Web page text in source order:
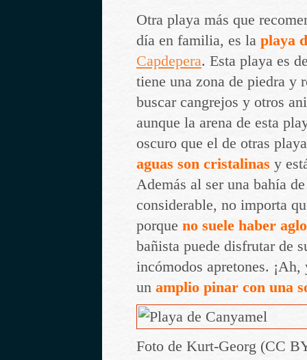
Otra playa más que
día en familia, es la playa
Capdepera. Esta playa es
tiene una zona de piedra y
buscar cangrejos y otros
aunque la arena de esta
oscuro que el de otras
aguas son cristalinas y
Además al ser una bahía
considerable, no importa
porque no suele haber
bañista puede disfrutar de
incómodos apretones.
un amplio pinar con una
Foto de Kurt-Georg (CC